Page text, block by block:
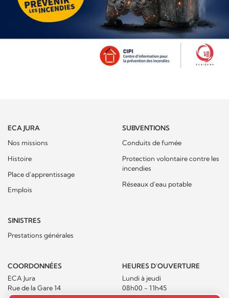
ECA JURA
Nos missions
Histoire
Place d'apprentissage
Emplois
SUBVENTIONS
Conduits de fumée
Protection volontaire contre les
incendies
Réseaux d’eau potable
SINISTRES
Prestations générales
COORDONNÉES
ECA Jura
Rue de la Gare 14
HEURES D'OUVERTURE
Lundi à jeudi
08h00 - 11h45